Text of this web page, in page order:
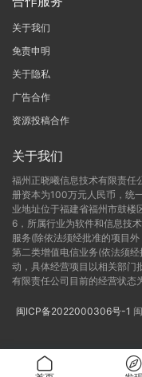
关于我们
免责申明
关于隐私
广告合作
资源投稿合作
关于我们
福州正晓曦信息技术有限责
册资本为100万元人民币，统
业地址位于福建省福州市鼓
6，所属行业为软件和信息技
服务(除依法须经批准的项目
第二类增值电信业务(依法须
动，具体经营项目以相关部门
有限责任公司目前的经营状态
闽ICP备2022000306号-1